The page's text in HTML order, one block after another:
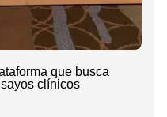
que busca
clínicos